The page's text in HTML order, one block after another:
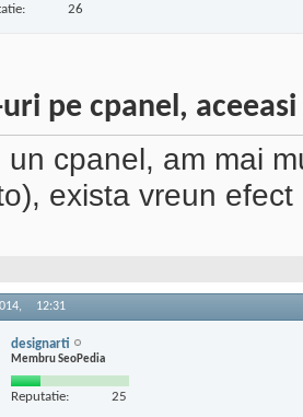
26
pe cpanel,
un cpanel, am mai
exista vreun
12:31
designarti
Membru SeoPedia
Reputatie: 25